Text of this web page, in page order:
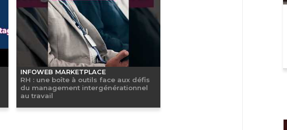
INFOWEB MARKETPLACE
RH : une boîte à outils face aux défis
du management intergénérationnel
au travail